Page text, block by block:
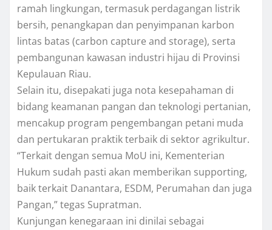
ramah lingkungan, termasuk perdagangan listrik
bersih, penangkapan dan penyimpanan karbon
lintas batas (carbon capture and storage), serta
pembangunan kawasan industri hijau di Provinsi
Kepulauan Riau.
Selain itu, disepakati juga nota kesepahaman di
bidang keamanan pangan dan teknologi pertanian,
mencakup program pengembangan petani muda
dan pertukaran praktik terbaik di sektor agrikultur.
“Terkait dengan semua MoU ini, Kementerian
Hukum sudah pasti akan memberikan supporting,
baik terkait Danantara, ESDM, Perumahan dan juga
Pangan,” tegas Supratman.
Kunjungan kenegaraan ini dinilai sebagai